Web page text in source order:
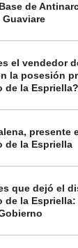
de
el vendedor
la posesión
de la Espriella?
presente
de la Espriella
que dejó el
de la